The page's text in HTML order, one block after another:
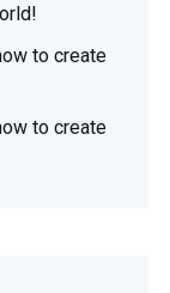
to create
to create